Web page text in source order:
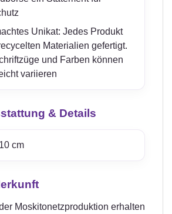
Unikat: Jedes Produkt
Materialien gefertigt.
und Farben können
variieren
& Details
cm
Moskitonetzproduktion erhalten